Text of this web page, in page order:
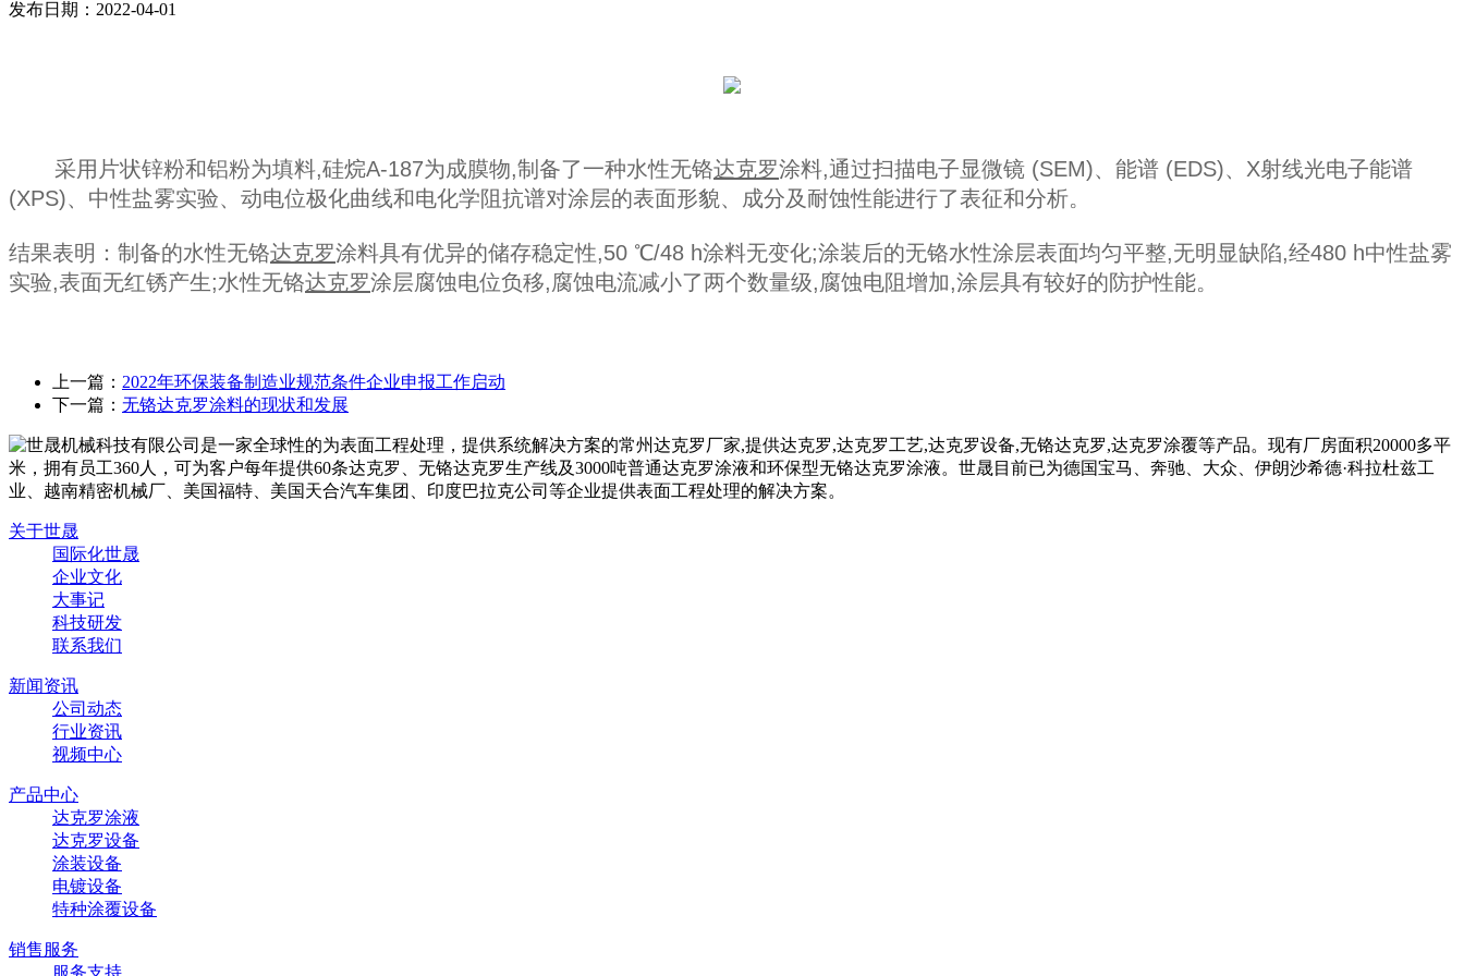
发布日期：2022-04-01
采用片状锌粉和铝粉为填料,硅烷A-187为成膜物,制备了一种水性无铬达克罗涂料,通过扫描电子显微镜 (SEM)、能谱 (EDS)、X射线光电子能谱
(XPS)、中性盐雾实验、动电位极化曲线和电化学阻抗谱对涂层的表面形貌、成分及耐蚀性能进行了表征和分析。
结果表明：制备的水性无铬达克罗涂料具有优异的储存稳定性,50 ℃/48 h涂料无变化;涂装后的无铬水性涂层表面均匀平整,无明显缺陷,经480 h中性盐雾
实验,表面无红锈产生;水性无铬达克罗涂层腐蚀电位负移,腐蚀电流减小了两个数量级,腐蚀电阻增加,涂层具有较好的防护性能。
上一篇： 2022年环保装备制造业规范条件企业申报工作启动
下一篇： 无铬达克罗涂料的现状和发展
关于世晟
国际化世晟
企业文化
大事记
科技研发
联系我们
新闻资讯
公司动态
行业资讯
视频中心
产品中心
达克罗涂液
达克罗设备
涂装设备
电镀设备
特种涂覆设备
销售服务
服务支持